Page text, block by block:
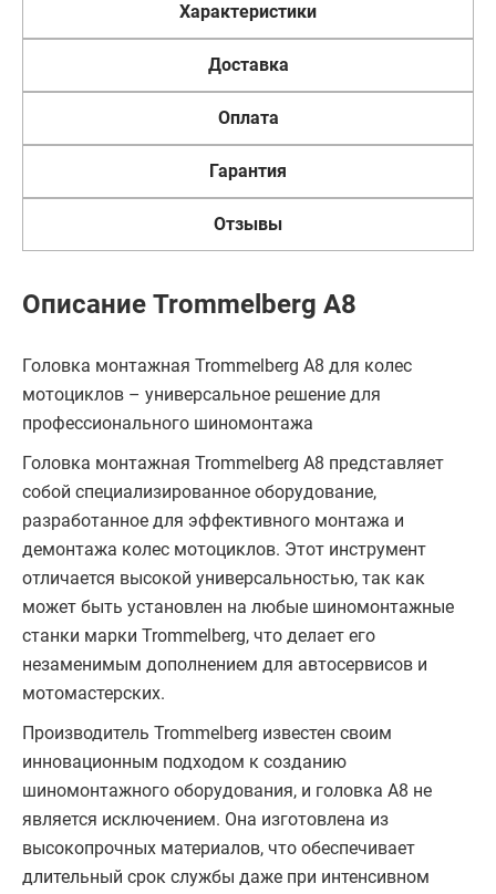
Характеристики
Доставка
Оплата
Гарантия
Отзывы
Описание Trommelberg A8
Головка монтажная Trommelberg A8 для колес
мотоциклов – универсальное решение для
профессионального шиномонтажа
Головка монтажная Trommelberg A8 представляет
собой специализированное оборудование,
разработанное для эффективного монтажа и
демонтажа колес мотоциклов. Этот инструмент
отличается высокой универсальностью, так как
может быть установлен на любые шиномонтажные
станки марки Trommelberg, что делает его
незаменимым дополнением для автосервисов и
мотомастерских.
Производитель Trommelberg известен своим
инновационным подходом к созданию
шиномонтажного оборудования, и головка A8 не
является исключением. Она изготовлена из
высокопрочных материалов, что обеспечивает
длительный срок службы даже при интенсивном